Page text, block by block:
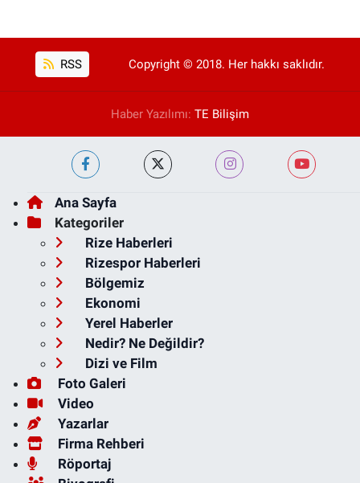
RSS Copyright © 2018. Her hakkı saklıdır.
Haber Yazılımı: TE Bilişim
Ana Sayfa
Kategoriler
Rize Haberleri
Rizespor Haberleri
Bölgemiz
Ekonomi
Yerel Haberler
Nedir? Ne Değildir?
Dizi ve Film
Foto Galeri
Video
Yazarlar
Firma Rehberi
Röportaj